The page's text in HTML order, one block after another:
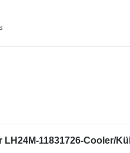
LH24M-11831726-Cooler/